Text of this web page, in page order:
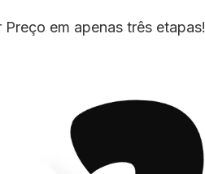
em apenas três etapas!